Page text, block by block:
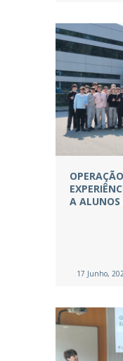
A ALUNOS
17 Junho,